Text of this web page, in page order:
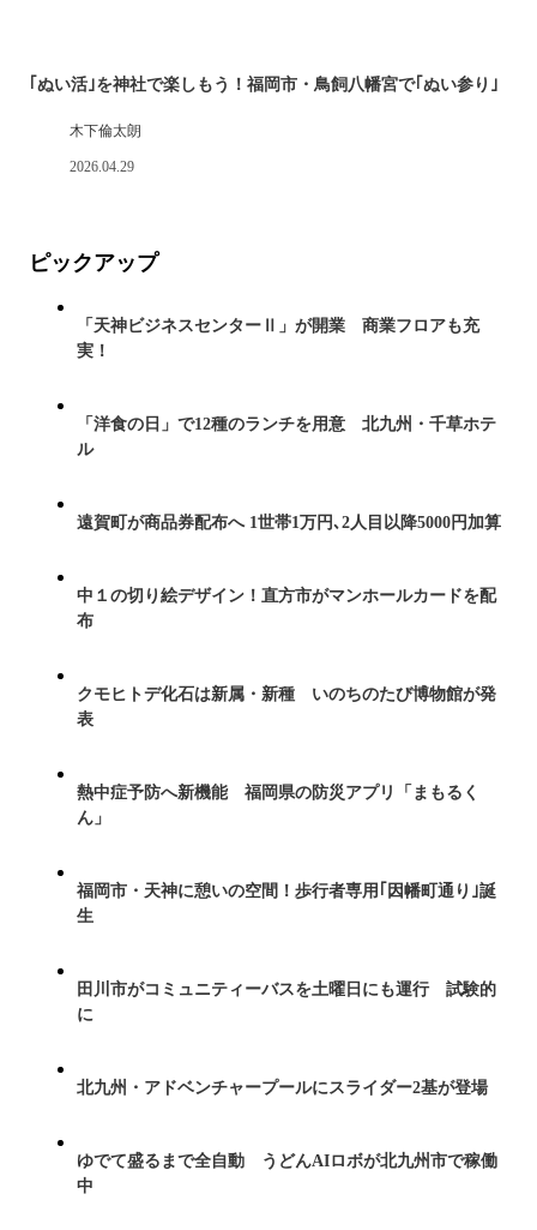
｢ぬい活｣を神社で楽しもう！福岡市・鳥飼八幡宮で｢ぬい参り｣
木下倫太朗
2026.04.29
ピックアップ
「天神ビジネスセンターⅡ」が開業 商業フロアも充
実！
「洋食の日」で12種のランチを用意 北九州・千草ホテ
ル
遠賀町が商品券配布へ 1世帯1万円､2人目以降5000円加算
中１の切り絵デザイン！直方市がマンホールカードを配
布
クモヒトデ化石は新属・新種 いのちのたび博物館が発
表
熱中症予防へ新機能 福岡県の防災アプリ「まもるく
ん」
福岡市・天神に憩いの空間！歩行者専用｢因幡町通り｣誕
生
田川市がコミュニティーバスを土曜日にも運行 試験的
に
北九州・アドベンチャープールにスライダー2基が登場
ゆでて盛るまで全自動 うどんAIロボが北九州市で稼働
中